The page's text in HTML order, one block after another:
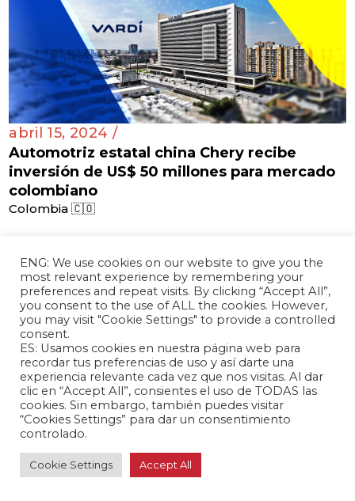
abril 15, 2024 /
Automotriz estatal china Chery recibe
inversión de US$ 50 millones para mercado
colombiano
Colombia 🇨🇴
Delegación parlamentaria paraguaya visita
ENG: We use cookies on our website to give you the
most relevant experience by remembering your
preferences and repeat visits. By clicking “Accept All”,
you consent to the use of ALL the cookies. However,
you may visit "Cookie Settings" to provide a controlled
consent.
ES: Usamos cookies en nuestra página web para
recordar tus preferencias de uso y así darte una
experiencia relevante cada vez que nos visitas. Al dar
clic en “Accept All”, consientes el uso de TODAS las
cookies. Sin embargo, también puedes visitar
“Cookies Settings” para dar un consentimiento
controlado.
Cookie Settings Accept All